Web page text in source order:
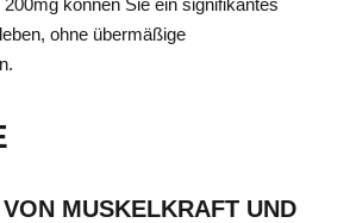
können Sie ein signifikantes
ohne übermäßige
MUSKELKRAFT UND